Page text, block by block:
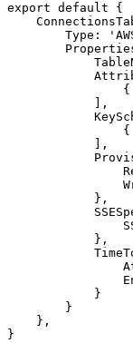
export default {
Type:
            ],
            ],
            },
            },
            }
        }
    },
}